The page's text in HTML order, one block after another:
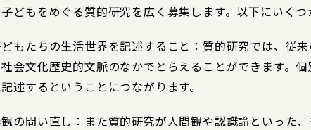
どもをめぐる質的研究を広く募集します。以下にいく
どもたちの生活世界を記述すること：質的研究では、従
会文化歴史的文脈のなかでとらえることができます。
述するということにつながります。
観の問い直し：また質的研究が人間観や認識論といった